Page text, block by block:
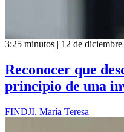
3:25 minutos | 12 de
Reconocer que
principio de una
FINDJI, María Teresa